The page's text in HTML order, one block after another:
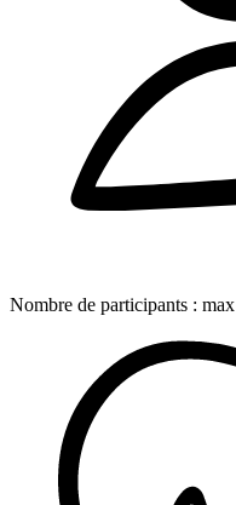
Nombre de participants : max